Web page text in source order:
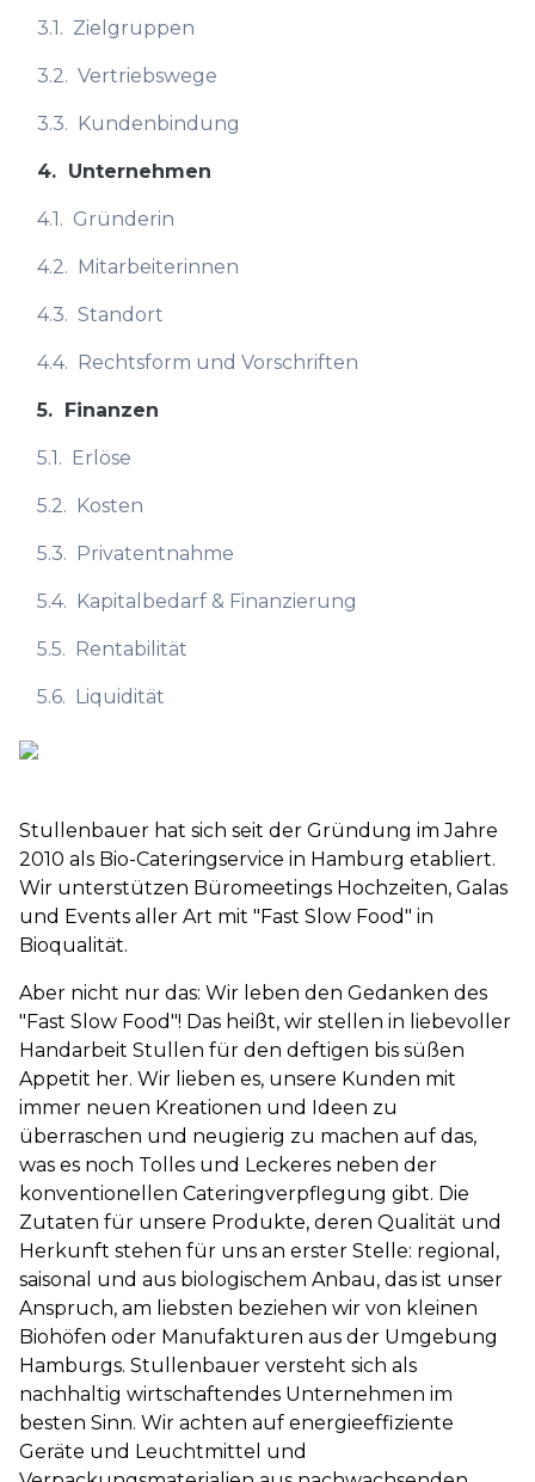
3.1. Zielgruppen
3.2. Vertriebswege
3.3. Kundenbindung
4. Unternehmen
4.1. Gründerin
4.2. Mitarbeiterinnen
4.3. Standort
4.4. Rechtsform und Vorschriften
5. Finanzen
5.1. Erlöse
5.2. Kosten
5.3. Privatentnahme
5.4. Kapitalbedarf & Finanzierung
5.5. Rentabilität
5.6. Liquidität
Stullen bauer hat sich seit der Gründung im Jahre
2010 als Bio-Cateringservice in Hamburg etabliert.
Wir unterstützen Büromeetings Hochzeiten, Galas
und Events aller Art mit "Fast Slow Food" in
Bioqualität.
Aber nicht nur das: Wir leben den Gedanken des
"Fast Slow Food"! Das heißt, wir stellen in liebevoller
Handarbeit Stullen für den deftigen bis süßen
Appetit her. Wir lieben es, unsere Kunden mit
immer neuen Kreationen und Ideen zu
überraschen und neugierig zu machen auf das,
was es noch Tolles und Leckeres neben der
konventionellen Cateringverpflegung gibt. Die
Zutaten für unsere Produkte, deren Qualität und
Herkunft stehen für uns an erster Stelle: regional,
saisonal und aus biologischem Anbau, das ist unser
Anspruch, am liebsten beziehen wir von kleinen
Biohöfen oder Manufakturen aus der Umgebung
Hamburgs. Stullenbauer versteht sich als
nachhaltig wirtschaftendes Unternehmen im
besten Sinn. Wir achten auf energieeffiziente
Geräte und Leuchtmittel und